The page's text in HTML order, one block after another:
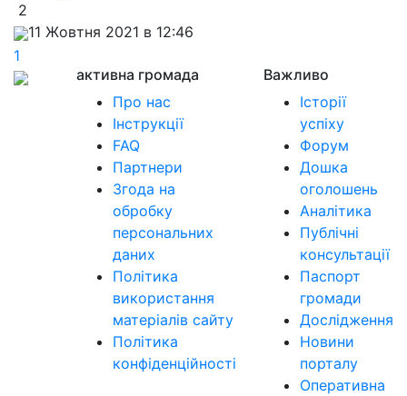
2
11 Жовтня 2021 в 12:46
1
активна громада
Про нас
Інструкції
FAQ
Партнери
Згода на
обробку
персональних
даних
Політика
використання
матеріалів сайту
Політика
конфіденційності
Важливо
Історії
успіху
Форум
Дошка
оголошень
Аналітика
Публічні
консультації
Паспорт
громади
Дослідження
Новини
порталу
Оперативна